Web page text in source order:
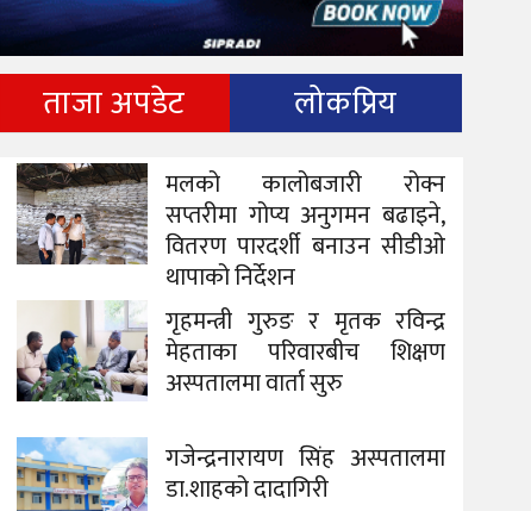
ताजा अपडेट लोकप्रिय
मलको कालोबजारी रोक्न
सप्तरीमा गोप्य अनुगमन बढाइने,
वितरण पारदर्शी बनाउन सीडीओ
थापाको निर्देशन
गृहमन्त्री गुरुङ र मृतक रविन्द्र
मेहताका परिवारबीच शिक्षण
अस्पतालमा वार्ता सुरु
गजेन्द्रनारायण सिंह अस्पतालमा
डा.शाहको दादागिरी